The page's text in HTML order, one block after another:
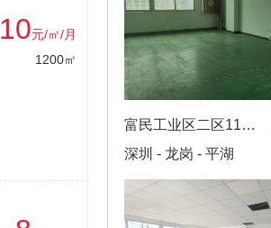
10元/㎡/月
1200㎡
富民工业区二区1150㎡分层出租25元/㎡可谈企业生产仓储
深圳 - 龙岗 - 平湖